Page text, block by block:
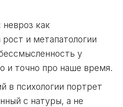
невроз как
и метапатологии
у
и точно про наше время.
в психологии портрет
с натуры, а не